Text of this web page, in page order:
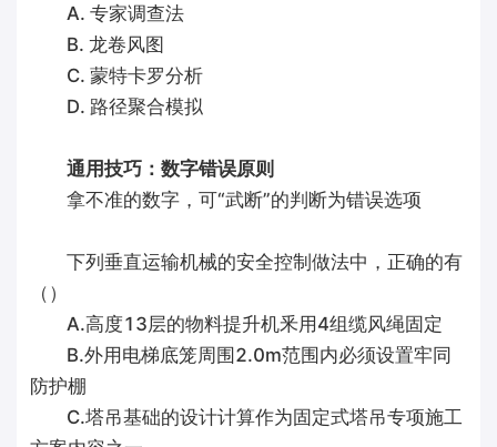
A. 专家调查法
B. 龙卷风图
C. 蒙特卡罗分析
D. 路径聚合模拟
通用技巧：数字错误原则
拿不准的数字，可“武断”的判断为错误选项
下列垂直运输机械的安全控制做法中，正确的有
（）
A.高度13层的物料提升机釆用4组缆风绳固定
B.外用电梯底笼周围2.0m范围内必须设置牢同
防护棚
C.塔吊基础的设计计算作为固定式塔吊专项施工